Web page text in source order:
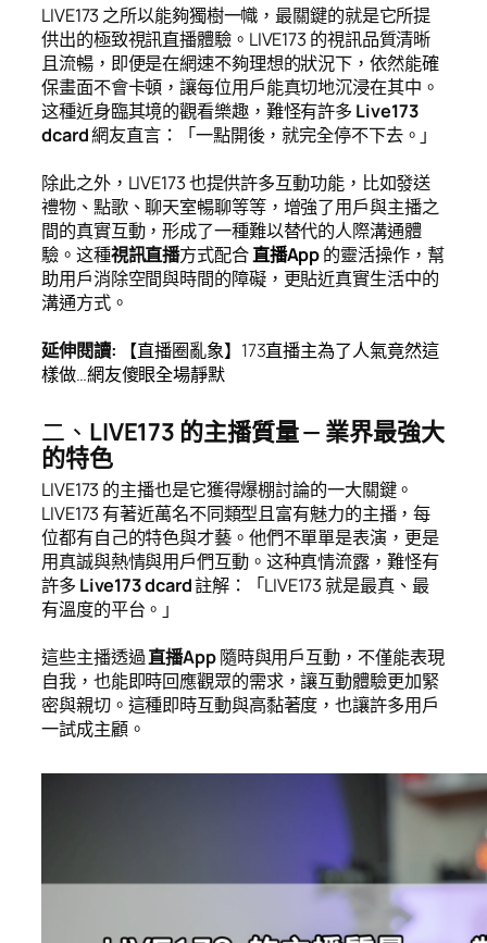
LIVE173 之所以能夠獨樹一幟，最關鍵的就是它所提
供出的極致視訊直播體驗。LIVE173 的視訊品質清晰
且流暢，即便是在網速不夠理想的狀況下，依然能確
保畫面不會卡頓，讓每位用戶能真切地沉浸在其中。
这種近身臨其境的觀看樂趣，難怪有許多 Live173
dcard網友直言：「一點開後，就完全停不下去。」
除此之外，LIVE173 也提供許多互動功能，比如發送
禮物、點歌、聊天室暢聊等等，增強了用戶與主播之
間的真實互動，形成了一種難以替代的人際溝通體
驗。这種視訊直播方式配合直播App的靈活操作，幫
助用戶消除空間與時間的障礙，更貼近真實生活中的
溝通方式。
延伸閱讀:
【直播圈亂象】173直播主為了人氣竟然這
樣做…網友傻眼全場靜默
二、 LIVE173 的主播質量 — 業界最強大
的特色
LIVE173 的主播也是它獲得爆棚討論的一大關鍵。
LIVE173 有著近萬名不同類型且富有魅力的主播，每
位都有自己的特色與才藝。他們不單單是表演，更是
用真誠與熱情與用戶們互動。这种真情流露，難怪有
許多 Live173 dcard註解：「LIVE173 就是最真、最
有溫度的平台。」
這些主播透過直播App隨時與用戶互動，不僅能表現
自我，也能即時回應觀眾的需求，讓互動體驗更加緊
密與親切。這種即時互動與高黏著度，也讓許多用戶
一試成主顧。